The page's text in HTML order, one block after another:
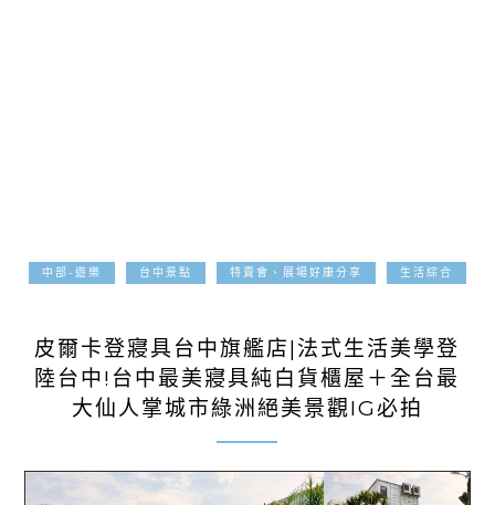
中部-遊樂 台中景點 特賣會、展場好康分享 生活綜合
皮爾卡登寢具台中旗艦店|法式生活美學登
陸台中!台中最美寢具純白貨櫃屋＋全台最
大仙人掌城市綠洲絕美景觀IG必拍